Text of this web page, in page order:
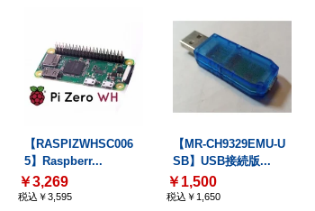
【RASPIZWHSC006
5】Raspberr...
￥3,269
税込￥3,595
【MR-CH9329EMU-U
SB】USB接続版...
￥1,500
税込￥1,650